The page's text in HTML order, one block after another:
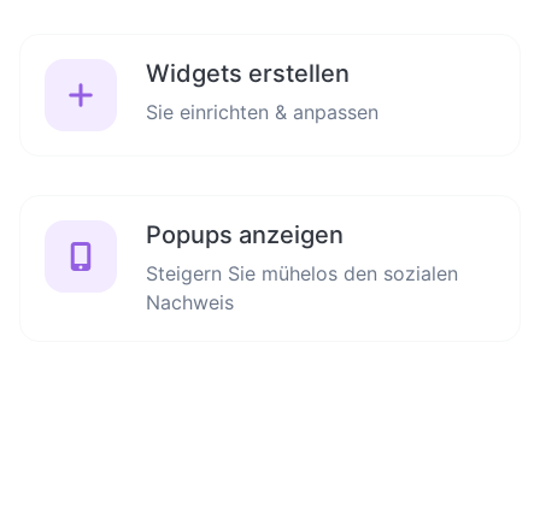
Widgets erstellen
Sie einrichten & anpassen
Popups anzeigen
Steigern Sie mühelos den sozialen
Nachweis